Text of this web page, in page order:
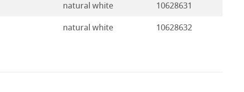
natural white 10628631
natural white 10628632